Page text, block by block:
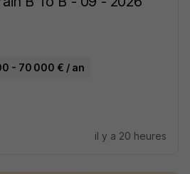
- 70 000 € / an
il y a 20 heures